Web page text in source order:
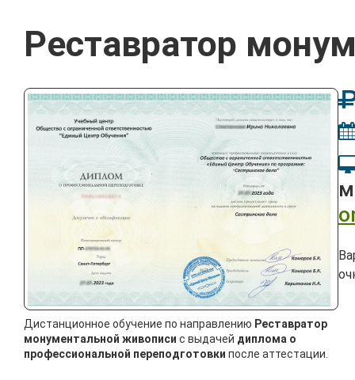
Реставратор
Дистанционное обучение по направлению Реставратор
монументальной живописи с выдачей диплома о
профессиональной переподготовки после аттестации.